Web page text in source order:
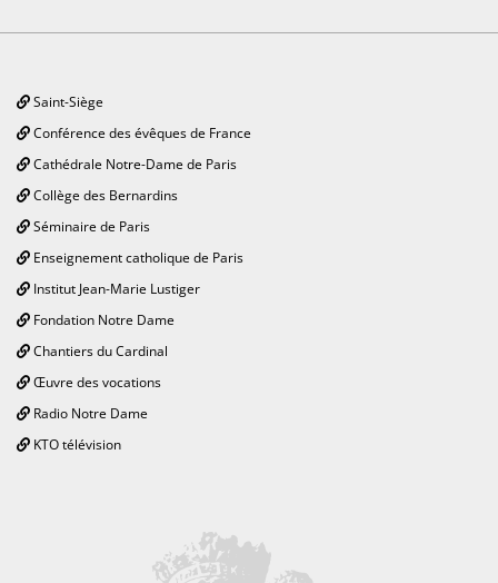
Saint-Siège
Conférence des évêques de France
Cathédrale Notre-Dame de Paris
Collège des Bernardins
Séminaire de Paris
Enseignement catholique de Paris
Institut Jean-Marie Lustiger
Fondation Notre Dame
Chantiers du Cardinal
Œuvre des vocations
Radio Notre Dame
KTO télévision